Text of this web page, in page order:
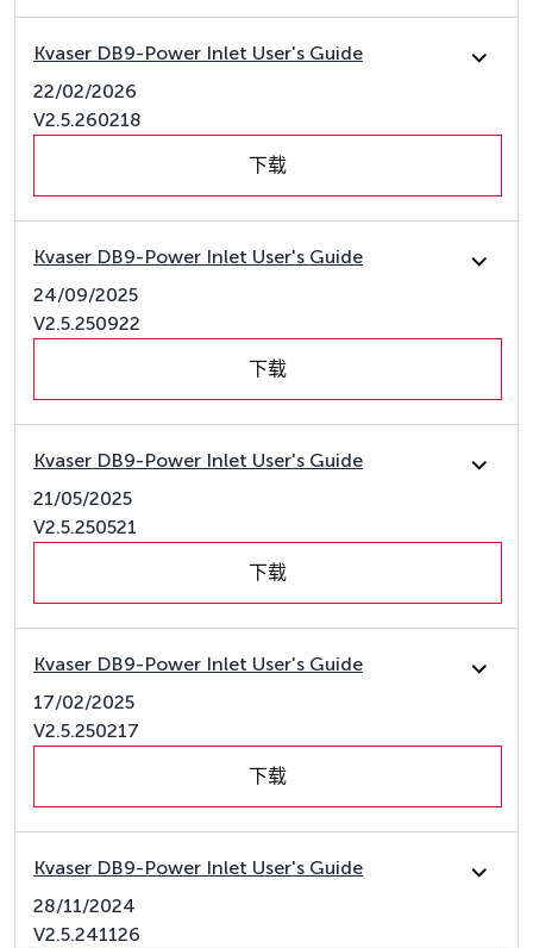
Kvaser DB9-Power Inlet User's Guide
22/02/2026
V2.5.260218
下载
Kvaser DB9-Power Inlet User's Guide
24/09/2025
V2.5.250922
下载
Kvaser DB9-Power Inlet User's Guide
21/05/2025
V2.5.250521
下载
Kvaser DB9-Power Inlet User's Guide
17/02/2025
V2.5.250217
下载
Kvaser DB9-Power Inlet User's Guide
28/11/2024
V2.5.241126